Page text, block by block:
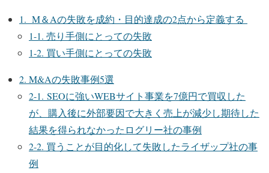
1. M＆Aの失敗を成約・目的達成の2点から定義する
1-1. 売り手側にとっての失敗
1-2. 買い手側にとっての失敗
2. M&Aの失敗事例5選
2-1. SEOに強いWEBサイト事業を7億円で買収した
が、購入後に外部要因で大きく売上が減少し期待した
結果を得られなかったログリー社の事例
2-2. 買うことが目的化して失敗したライザップ社の事
例